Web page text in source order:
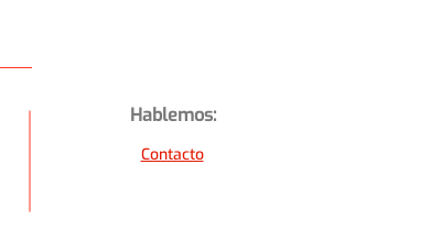
Hablemos:
Contacto